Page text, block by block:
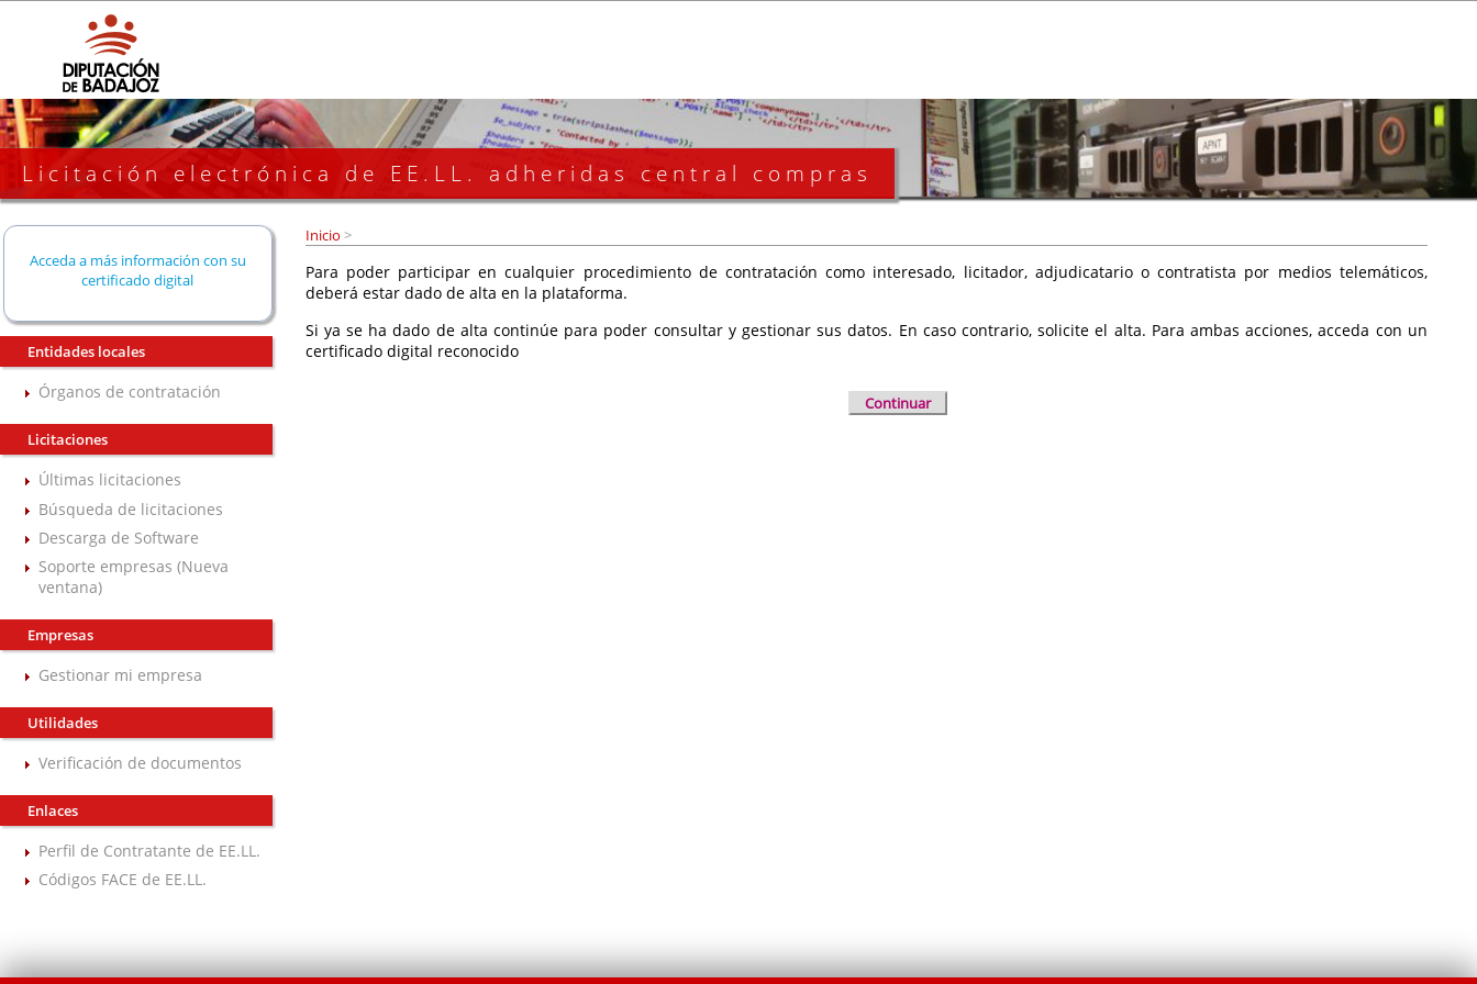
Licitación electrónica de EE.LL. adheridas central compras
Acceda a más información con su
certificado digital
Entidades locales
Órganos de contratación
Licitaciones
Últimas licitaciones
Búsqueda de licitaciones
Descarga de Software
Soporte empresas (Nueva
ventana)
Empresas
Gestionar mi empresa
Utilidades
Verificación de documentos
Enlaces
Perfil de Contratante de EE.LL.
Códigos FACE de EE.LL.
Inicio >
Para poder participar en cualquier procedimiento de contratación como interesado, licitador, adjudicatario o contratista por medios telemáticos,
deberá estar dado de alta en la plataforma.
Si ya se ha dado de alta continúe para poder consultar y gestionar sus datos. En caso contrario, solicite el alta. Para ambas acciones, acceda con un
certificado digital reconocido
Continuar